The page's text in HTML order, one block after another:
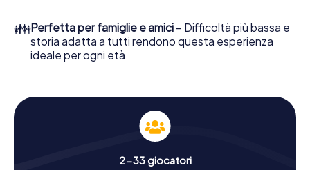
👪Perfetta per famiglie e amici – Difficoltà più bassa e
storia adatta a tutti rendono questa esperienza
ideale per ogni età.
2-33 giocatori